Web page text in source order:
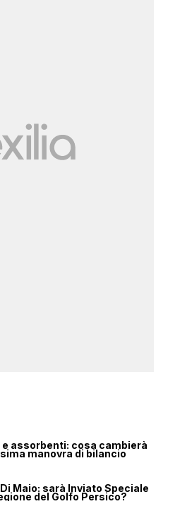
assorbenti: cosa cambierà
manovra di bilancio
Maio: sarà Inviato Speciale
del Golfo Persico?